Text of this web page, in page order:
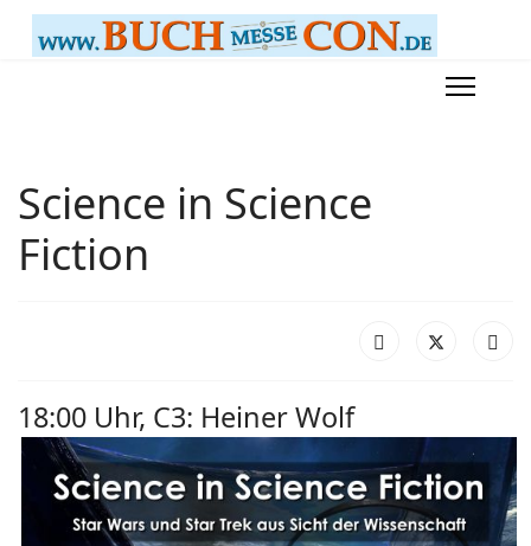
Science in Science
Fiction
18:00 Uhr, C3: Heiner Wolf